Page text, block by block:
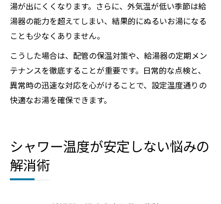
湯が出にくくなります。さらに、外気温が低い季節は給
湯器の能力を超えてしまい、結果的にぬるいお湯になる
ことも少なくありません。
こうした場合は、配管の保温対策や、給湯器の定期メン
テナンスを徹底することが重要です。日常的な点検と、
異常時の迅速な対応を心がけることで、設定温度通りの
快適なお湯を確保できます。
シャワー温度が安定しない悩みの
解消術